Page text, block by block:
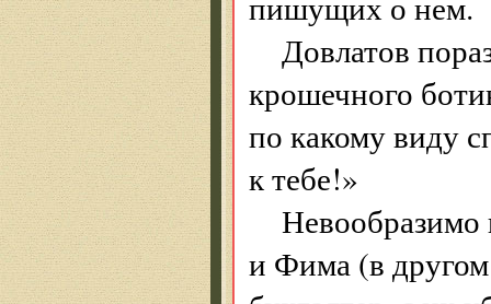
Довлатов
крошечного
по какому виду
к тебе!»
и Фима (в